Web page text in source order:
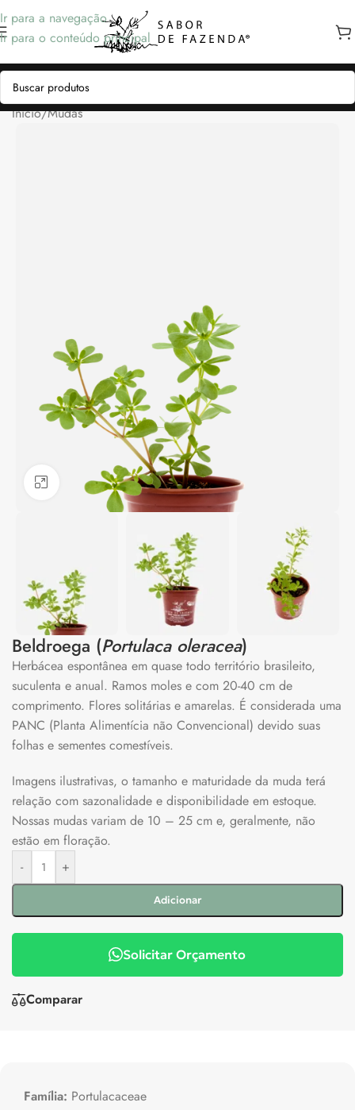
Ir para a navegação
Ir para o conteúdo principal
Início/Mudas
Clique para ampliar
Beldroega (Portulaca oleracea)
Herbácea espontânea em quase todo território brasileito,
suculenta e anual. Ramos moles e com 20-40 cm de
comprimento. Flores solitárias e amarelas. É considerada uma
PANC (Planta Alimentícia não Convencional) devido suas
folhas e sementes comestíveis.
Imagens ilustrativas, o tamanho e maturidade da muda terá
relação com sazonalidade e disponibilidade em estoque.
Nossas mudas variam de 10 – 25 cm e, geralmente, não
estão em floração.
-
+
Adicionar
Solicitar Orçamento
Comparar
Família: Portulacaceae